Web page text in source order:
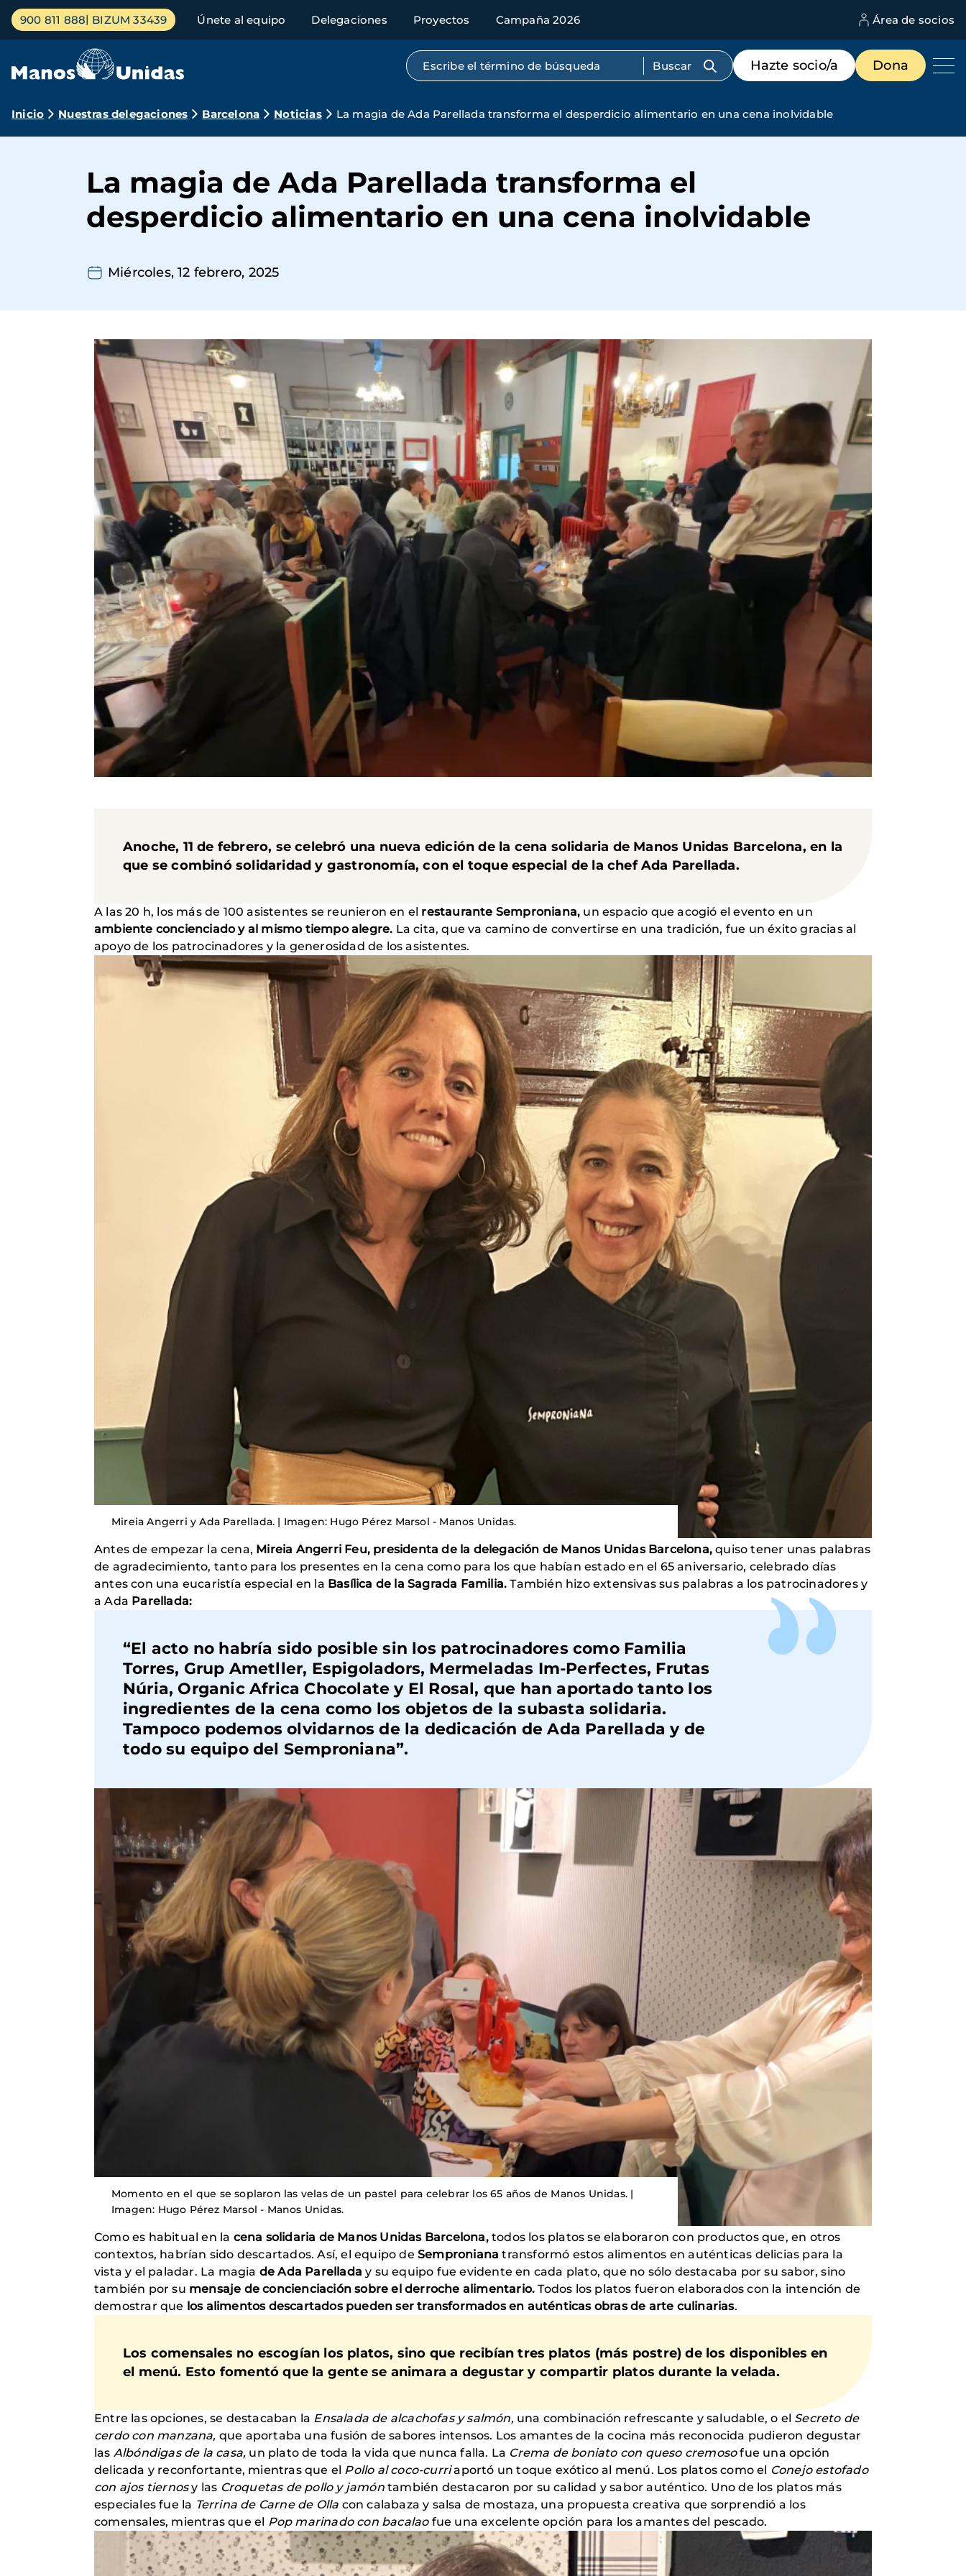
Pasar
contenido
Menú
principal
900 811 888 BIZUM 33439 Únete al equipo Delegaciones Proyectos Campaña 2026 Área de socios
Búsqueda por texto completo
Menú
de
destacados
Hazte socio/a Dona
Ruta
navegación
Inicio Nuestras delegaciones Barcelona Noticias La magia de Ada Parellada transforma el desperdicio alimentario en una cena inolvidable
La magia de Ada Parellada transforma el
desperdicio alimentario en una cena inolvidable
Miércoles, 12 febrero, 2025
Anoche, 11 de febrero, se celebró una nueva edición de la cena solidaria de Manos Unidas Barcelona,en la
que se combinó solidaridad y gastronomía, con el toque especial de lachef Ada Parellada.
A las 20 h, los más de 100 asistentes se reunieron en el restaurante Semproniana, un espacio que acogió el evento en un
ambiente concienciado y al mismo tiempo alegre. La cita, que va camino de convertirse en una tradición, fue un éxito gracias al
apoyo de los patrocinadores y la generosidad de los asistentes.
Mireia Angerri y Ada Parellada. | Imagen: Hugo Pérez Marsol - Manos Unidas.
Antes de empezar la cena, Mireia Angerri Feu, presidenta de la delegación de Manos Unidas Barcelona, quiso tener unas palabras
de agradecimiento, tanto para los presentes en la cena como para los que habían estado en el 65 aniversario, celebrado días
antes con una eucaristía especial en la Basílica de la Sagrada Familia.También hizo extensivas sus palabras a los patrocinadores y
a Ada Parellada:
“El acto no habría sido posible sin los patrocinadores como Familia
Torres, Grup Ametller, Espigoladors, Mermeladas Im-Perfectes, Frutas
Núria, Organic Africa Chocolatey El Rosal, que han aportado tanto los
ingredientes de la cena como los objetos de la subasta solidaria.
Tampoco podemos olvidarnos de la dedicación de Ada Parelladay de
todo su equipo del Semproniana”.
Momento en el que se soplaron las velas de un pastel para celebrar los 65 años de Manos Unidas. |
Imagen: Hugo Pérez Marsol - Manos Unidas.
Como es habitual en la cena solidaria de Manos Unidas Barcelona,todos los platos se elaboraron con productos que, en otros
contextos, habrían sido descartados. Así, el equipo deSempronianatransformó estos alimentos en auténticas delicias para la
vista y el paladar. La magia de Ada Parelladay su equipo fue evidente en cada plato, que no sólo destacaba por su sabor, sino
también por su mensaje de concienciación sobre el derroche alimentario.Todos los platos fueron elaborados con la intención de
demostrar que los alimentos descartados pueden ser transformados en auténticas obras de arte culinarias.
Los comensales no escogían los platos, sino que recibían tres platos (más postre) de los disponibles en
el menú. Esto fomentó que la gente se animara a degustar y compartir platos durante la velada.
Entre las opciones, se destacaban la Ensalada de alcachofas y salmón, una combinación refrescante y saludable, o el Secreto de
cerdo con manzana, que aportaba una fusión de sabores intensos. Los amantes de la cocina más reconocida pudieron degustar
las Albóndigas de la casa, un plato de toda la vida que nunca falla. La Crema de boniato con queso cremosofue una opción
delicada y reconfortante, mientras que el Pollo al coco-curriaportó un toque exótico al menú. Los platos como el Conejo estofado
con ajos tiernosy las Croquetas de pollo y jamóntambién destacaron por su calidad y sabor auténtico. Uno de los platos más
especiales fue la Terrina de Carne de Olla con calabaza y salsa de mostaza, una propuesta creativa que sorprendió a los
comensales, mientras que el Pop marinado con bacalao fue una excelente opción para los amantes del pescado.